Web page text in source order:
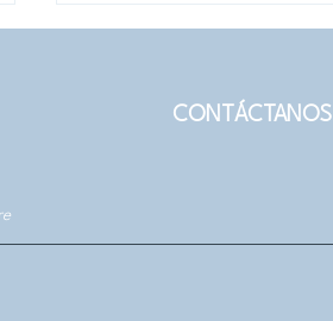
Departamento de Artes
CONTÁCTANOS